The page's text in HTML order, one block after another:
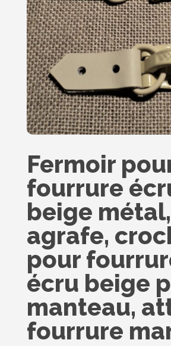
Fermoir
fourrure
beige
agrafe,
pour
écru beige
manteau,
fourrure